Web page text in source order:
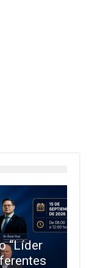
“Líder